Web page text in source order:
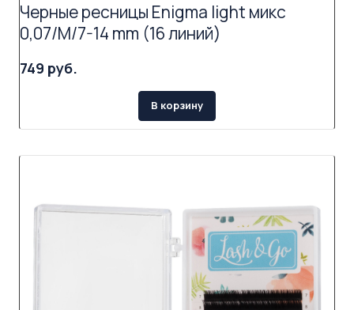
Черные ресницы Enigma light микс
0,07/M/7-14 mm (16 линий)
749 руб.
В корзину